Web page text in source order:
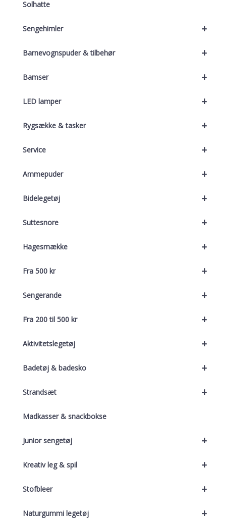
Solhatte
+
Sengehimler
+
Barnevognspuder & tilbehør
+
Bamser
+
LED lamper
+
Rygsække & tasker
+
Service
+
Ammepuder
+
Bidelegetøj
+
Suttesnore
+
Hagesmække
+
Fra 500 kr
+
Sengerande
+
Fra 200 til 500 kr
+
Aktivitetslegetøj
+
Badetøj & badesko
+
Strandsæt
Madkasser & snackbokse
+
Junior sengetøj
+
Kreativ leg & spil
+
Stofbleer
+
Naturgummi legetøj